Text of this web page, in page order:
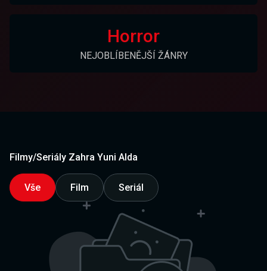
Horror
NEJOBLÍBENĚJŠÍ ŽÁNRY
Filmy/Seriály Zahra Yuni Alda
Vše Film Seriál